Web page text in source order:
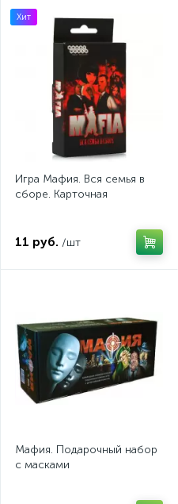
Хит
Игра Мафия. Вся семья в
сборе. Карточная
11 руб. /шт
Мафия. Подарочный набор
с масками